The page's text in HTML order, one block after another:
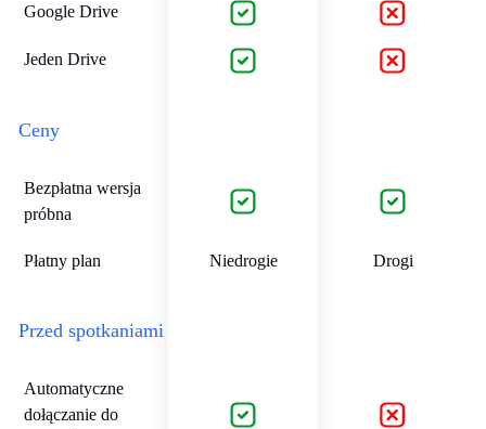
Google Drive
Jeden Drive
Ceny
Bezpłatna wersja
próbna
Płatny plan Niedrogie Drogi
Przed spotkaniami
Automatyczne
dołączanie do